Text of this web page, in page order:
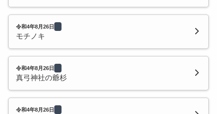
令和4年8月26日
モチノキ
令和4年8月26日
真弓神社の爺杉
令和4年8月26日